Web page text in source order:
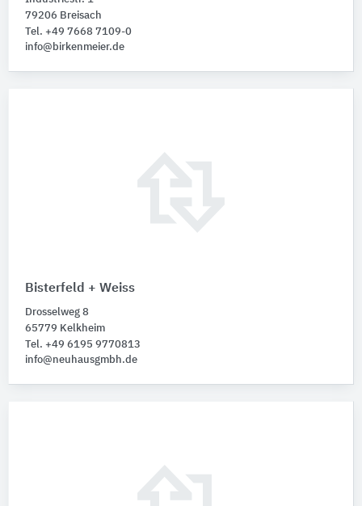
79206 Breisach
Tel. +49 7668 7109-0
info@birkenmeier.de
Bisterfeld + Weiss
Drosselweg 8
65779 Kelkheim
Tel. +49 6195 9770813
info@neuhausgmbh.de